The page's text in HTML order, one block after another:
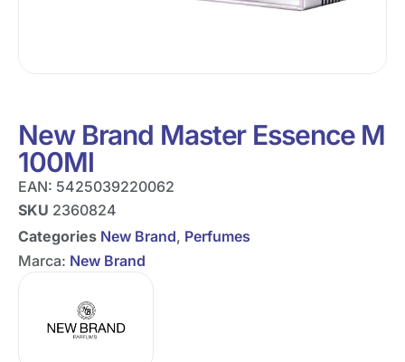
New Brand Master Essence M
100Ml
EAN: 5425039220062
SKU 2360824
Categories New Brand, Perfumes
Marca: New Brand